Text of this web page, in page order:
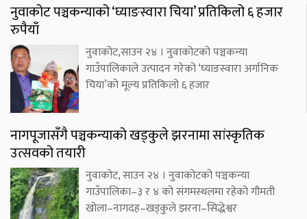
नुवाकोट पञ्चकन्याको ‘घ्याङस्वारा चिया’ प्रतिकिलो ६ हजार
रुपैयाँ
नुवाकोट,साउन २४ । नुवाकोटको पञ्चकन्या
गाउँपालिकाले उत्पादन गरेको ‘घ्याङस्वारा अर्गानिक
चिया’को मूल्य प्रतिकिलो ६ हजार
नागपूजासँगै पञ्चकन्याको खड्कुले झरनामा सांस्कृतिक
उत्सवको तयारी
नुवाकोट, साउन २४ । नुवाकोटको पञ्चकन्या
गाउँपालिका–३ र ४ को संगमस्थलमा रहेको गौमती
खोला–नागदह–खड्कुले झरना–सिद्धेश्वर